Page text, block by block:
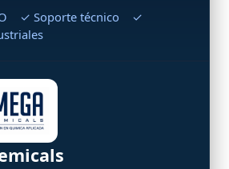
✓ Soporte técnico ✓